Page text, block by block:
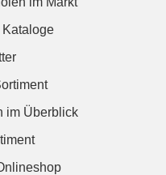
Kataloge
im Überblick